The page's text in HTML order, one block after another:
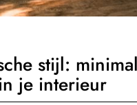
stijl:
je interieur